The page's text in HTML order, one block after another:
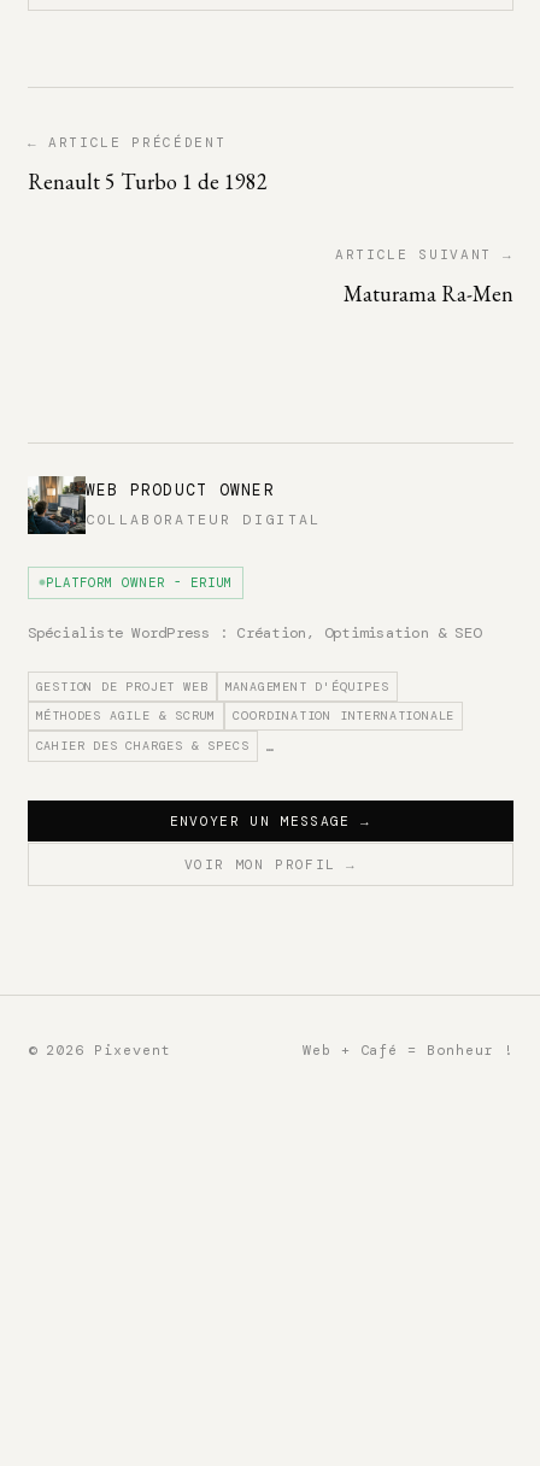
← ARTICLE PRÉCÉDENT
Renault 5 Turbo 1 de 1982
ARTICLE SUIVANT →
Maturama Ra-Men
WEB PRODUCT OWNER
COLLABORATEUR DIGITAL
PLATFORM OWNER - ERIUM
Spécialiste WordPress : Création, Optimisation & SEO
GESTION DE PROJET WEB
MANAGEMENT D'ÉQUIPES
MÉTHODES AGILE & SCRUM
COORDINATION INTERNATIONALE
CAHIER DES CHARGES & SPECS
…
ENVOYER UN MESSAGE→
VOIR MON PROFIL →
© 2026 Pixevent Web + Café = Bonheur !